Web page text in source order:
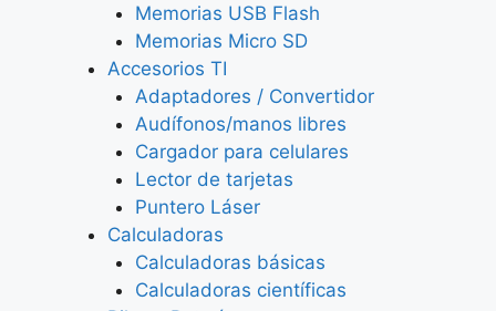
Memorias USB Flash
Memorias Micro SD
Accesorios TI
Adaptadores / Convertidor
Audífonos/manos libres
Cargador para celulares
Lector de tarjetas
Puntero Láser
Calculadoras
Calculadoras básicas
Calculadoras científicas